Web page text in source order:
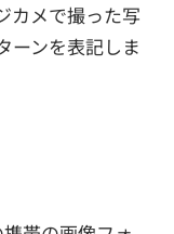
カメで撮った写
ーンを表記しま